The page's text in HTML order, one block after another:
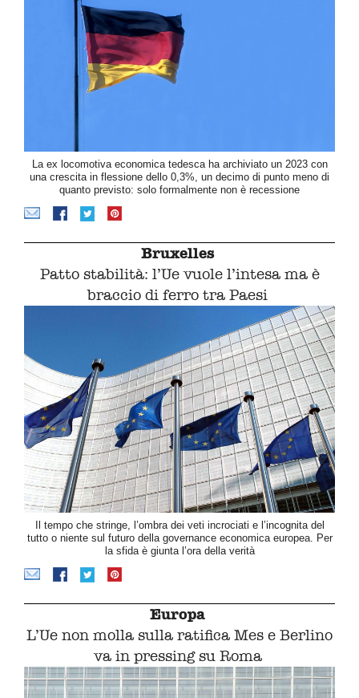
La ex locomotiva economica tedesca ha archiviato un 2023 con
una crescita in flessione dello 0,3%, un decimo di punto meno di
quanto previsto: solo formalmente non è recessione
Bruxelles
Patto stabilità: l’Ue vuole l’intesa ma è
braccio di ferro tra Paesi
Il tempo che stringe, l’ombra dei veti incrociati e l’incognita del
tutto o niente sul futuro della governance economica europea. Per
la sfida è giunta l’ora della verità
Europa
L’Ue non molla sulla ratifica Mes e Berlino
va in pressing su Roma